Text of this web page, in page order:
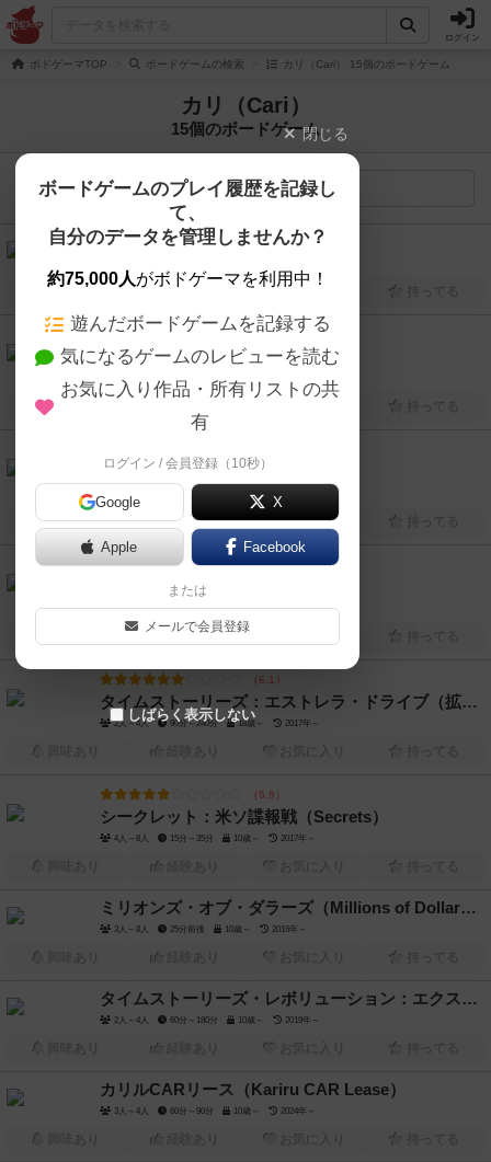
ログイン
ボドゲーマTOP ボードゲームの検索 カリ（Cari） 15個のボードゲーム
カリ（Cari）
15個のボードゲーム
検索メニュー
カリヨン（Carillon）
持ってる
5.9
カリブ（Caribbean / Karibik）
2人～4人 30分前後 8歳～
興味あり 持ってる
ヒット・ザ・ロード（Hit Z Road）
30分～60分 12歳～
興味あり 経験あり お気に入り 持ってる
6.1
エリジウム（Elysium）
2人～4人 60分前後 14歳～ 2015年～
経験あり 持ってる
6.1
タイムストーリーズ：エストレラ・ドライブ（拡張）（T.I.M.E Stories: Estrella Drive）
2人～4人 90分～240分 18歳～ 2017年～
興味あり 経験あり お気に入り 持ってる
5.9
シークレット：米ソ諜報戦（Secrets）
4人～8人 15分～35分 10歳～ 2017年～
興味あり 経験あり お気に入り 持ってる
ミリオンズ・オブ・ダラーズ（Millions of Dollars ）
3人～8人 25分前後 10歳～ 2016年～
興味あり 経験あり お気に入り 持ってる
タイムストーリーズ・レボリューション：エクスペリエンス（TIME Stories Revolution: Experience）
2人～4人 60分～180分 10歳～ 2019年～
興味あり 経験あり お気に入り 持ってる
カリルCARリース（Kariru CAR Lease）
3人～4人 60分～90分 10歳～ 2024年～
興味あり 経験あり お気に入り 持ってる
閉じる
ボードゲームのプレイ履歴を記録し
て、
自分のデータを管理しませんか？
約75,000人がボドゲーマを利用中！
遊んだボードゲームを記録する
気になるゲームのレビューを読む
お気に入り作品・所有リストの共
有
ログイン / 会員登録（10秒）
Google X
Apple Facebook
または
メールで会員登録
しばらく表示しない